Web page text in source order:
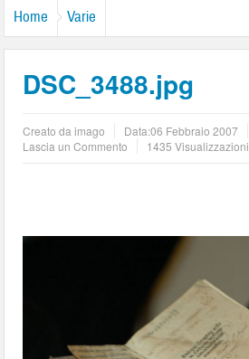
Home Varie
DSC_3488.jpg
Creato daimago Data:06 Febbraio 2007
Lascia un Commento
1435 Visualizzazioni